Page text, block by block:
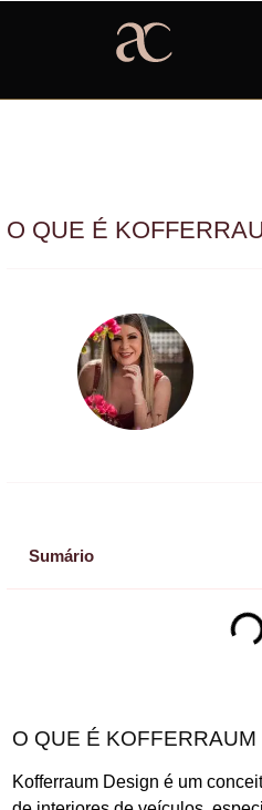
O QUE É
Sumário
O QUE É KOFFERRAUM
Kofferraum Design é um